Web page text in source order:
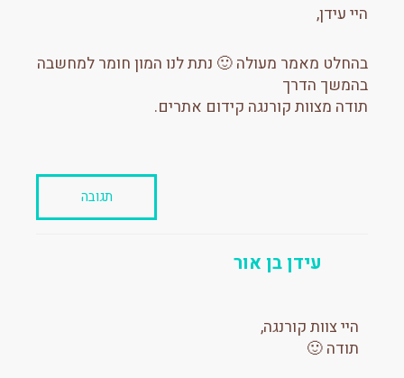
היי עידן,
בהחלט מאמר מעולה 🙂 נתת לנו המון חומר למחשבה
בהמשך הדרך
תודה מצוות קורנגה קידום אתרים.
תגובה
עידן בן אור
היי צוות קורנגה,
תודה 🙂